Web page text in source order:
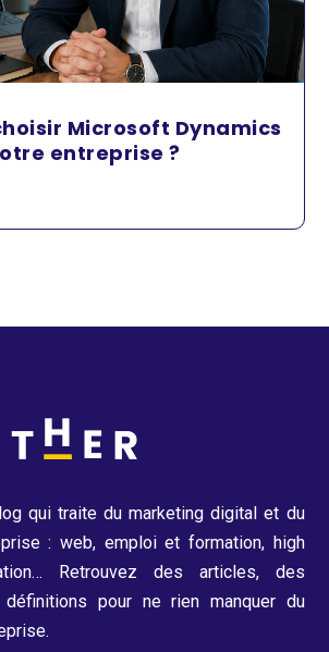
Microsoft Dynamics
entreprise ?
qui traite du marketing digital et du
: web, emploi et formation, high
Retrouvez des articles, des
pour ne rien manquer du